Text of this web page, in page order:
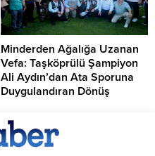
Minderden Ağalığa Uzanan
Vefa: Taşköprülü Şampiyon
Ali Aydın’dan Ata Sporuna
Duygulandıran Dönüş